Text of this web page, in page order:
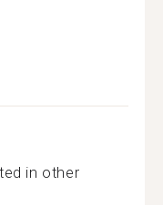
in other